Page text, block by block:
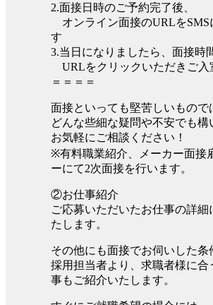
2.面接日時のご予約完了後、
オンライン面接のURLをSMS
す
3.当日になりましたら、面接時
URLをクリックいただきご入
＝＝＝＝
面接といっても堅苦しいもので
どんな些細な疑問や不安でも構
お気軽にご相談ください！
※有料職業紹介、メーカー面接
ーにて2次面接を行います。
②お仕事紹介
ご応募いただいたお仕事の詳細
たします。
その他にも面接でお伺いした条
採用担当者より、求職者様に合
事もご紹介いたします。